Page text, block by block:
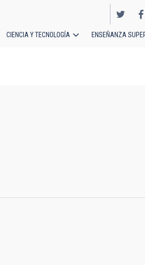
CIENCIA Y TECNOLOGÍA ENSEÑANZA